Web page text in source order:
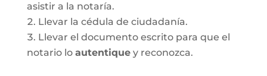
asistir a la notaría.
Llevar la cédula de ciudadanía.
Llevar el documento escrito para que el
notario lo autentiquey reconozca.